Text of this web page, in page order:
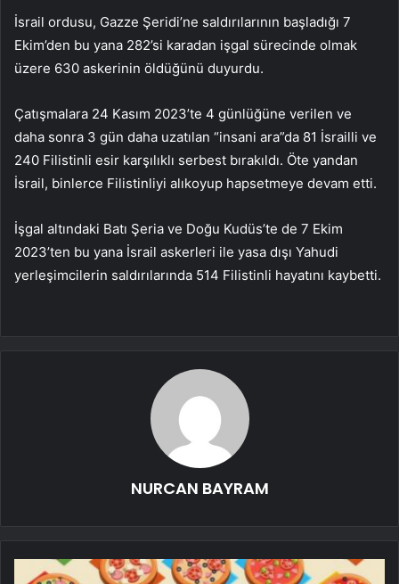
İsrail ordusu, Gazze Şeridi’ne saldırılarının başladığı 7
Ekim’den bu yana 282’si karadan işgal sürecinde olmak
üzere 630 askerinin öldüğünü duyurdu.
Çatışmalara 24 Kasım 2023’te 4 günlüğüne verilen ve
daha sonra 3 gün daha uzatılan “insani ara”da 81 İsrailli ve
240 Filistinli esir karşılıklı serbest bırakıldı. Öte yandan
İsrail, binlerce Filistinliyi alıkoyup hapsetmeye devam etti.​​
İşgal altındaki Batı Şeria ve Doğu Kudüs’te de 7 Ekim
2023’ten bu yana İsrail askerleri ile yasa dışı Yahudi
yerleşimcilerin saldırılarında 514 Filistinli hayatını kaybetti.
NURCAN BAYRAM